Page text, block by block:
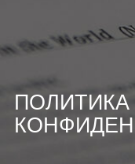
ПОЛИТИКА